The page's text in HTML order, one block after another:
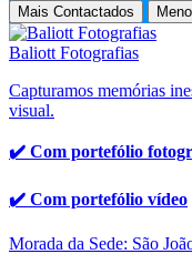
Mais Contactados
Baliott Fotografias
Capturamos memórias
visual.
✔️ Com portefólio
✔️ Com portefólio vídeo
Morada da Sede: São